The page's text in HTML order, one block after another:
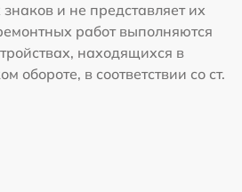
и не представляет их
работ выполняются
находящихся в
обороте, в соответствии со ст.